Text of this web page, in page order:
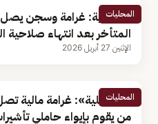
المحليات
المتأخر بعد انتهاء صلاحية
الإثنين 27 أبريل 2026
المحليات
من يقوم بإيواء حاملي